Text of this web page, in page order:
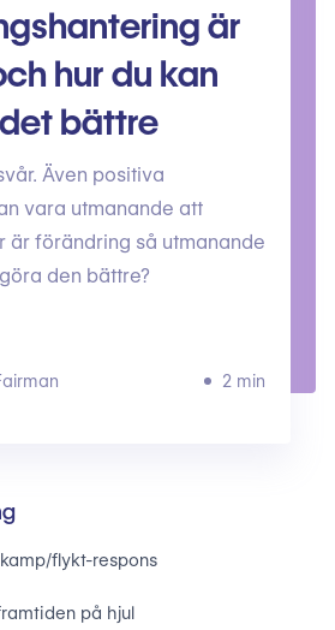
är
hur du kan
bättre
Även positiva
vara utmanande att
är förändring så utmanande
den bättre?
2 min
flykt-respons
på hjul